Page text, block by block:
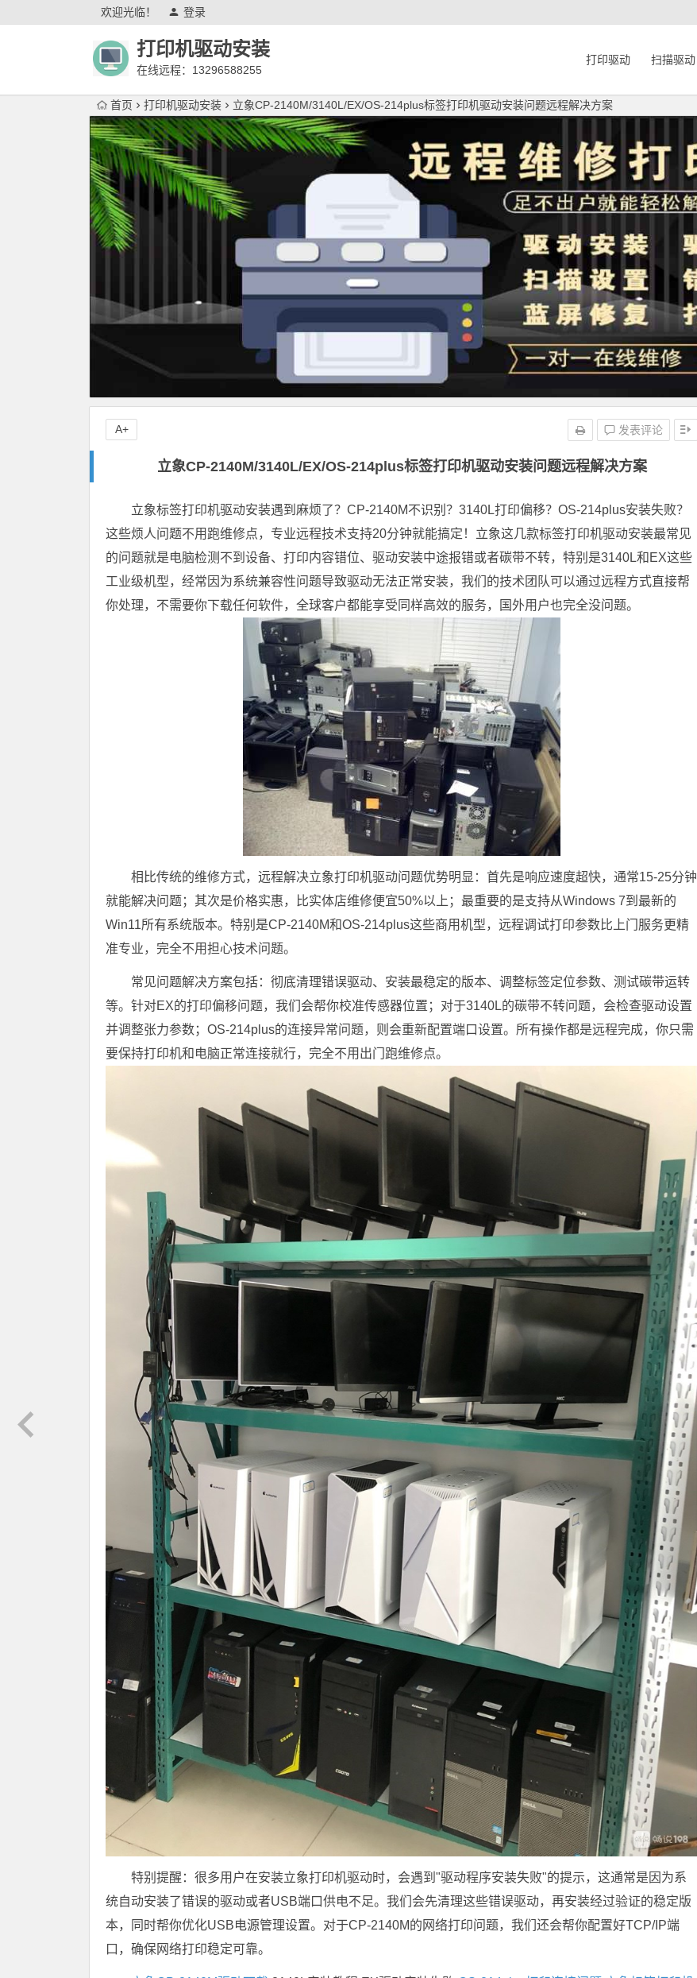
欢迎光临！ 登录
打印机驱动安装
在线远程：13296588255
打印驱动 扫描驱动
首页 打印机驱动安装 立象CP-2140M/3140L/EX/OS-214plus标签打印机驱动安装问题远程解决方案
立象CP-2140M/3140L/EX/OS-214plus标签打印机驱动安装问题远程解决方案
发表评论
A+
立象标签打印机驱动安装遇到麻烦了？CP-2140M不识别？3140L打印偏移？OS-214plus安装失败？
这些烦人问题不用跑维修点，专业远程技术支持20分钟就能搞定！立象这几款标签打印机驱动安装最常见
的问题就是电脑检测不到设备、打印内容错位、驱动安装中途报错或者碳带不转，特别是3140L和EX这些
工业级机型，经常因为系统兼容性问题导致驱动无法正常安装，我们的技术团队可以通过远程方式直接帮
你处理，不需要你下载任何软件，全球客户都能享受同样高效的服务，国外用户也完全没问题。
相比传统的维修方式，远程解决立象打印机驱动问题优势明显：首先是响应速度超快，通常15-25分钟
就能解决问题；其次是价格实惠，比实体店维修便宜50%以上；最重要的是支持从Windows 7到最新的
Win11所有系统版本。特别是CP-2140M和OS-214plus这些商用机型，远程调试打印参数比上门服务更精
准专业，完全不用担心技术问题。
常见问题解决方案包括：彻底清理错误驱动、安装最稳定的版本、调整标签定位参数、测试碳带运转
等。针对EX的打印偏移问题，我们会帮你校准传感器位置；对于3140L的碳带不转问题，会检查驱动设置
并调整张力参数；OS-214plus的连接异常问题，则会重新配置端口设置。所有操作都是远程完成，你只需
要保持打印机和电脑正常连接就行，完全不用出门跑维修点。
特别提醒：很多用户在安装立象打印机驱动时，会遇到"驱动程序安装失败"的提示，这通常是因为系
统自动安装了错误的驱动或者USB端口供电不足。我们会先清理这些错误驱动，再安装经过验证的稳定版
本，同时帮你优化USB电源管理设置。对于CP-2140M的网络打印问题，我们还会帮你配置好TCP/IP端
口，确保网络打印稳定可靠。